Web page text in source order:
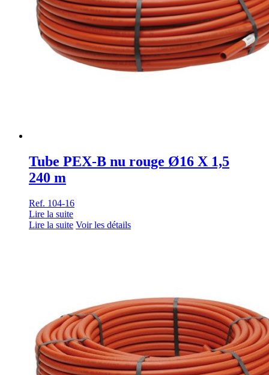
Tube PEX-B nu rouge Ø16 X 1,5
240 m
Ref. 104-16
Lire la suite
Lire la suite Voir les détails